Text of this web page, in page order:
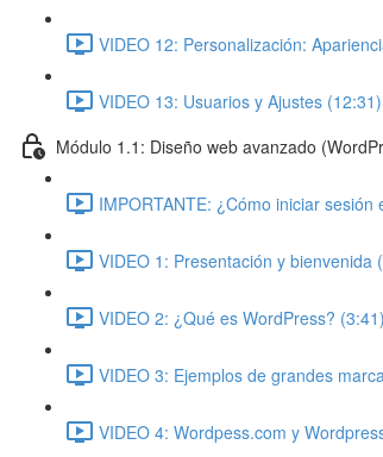
VIDEO 12: Personalización:
VIDEO 13: Usuarios y Ajustes (12:31)
Módulo 1.1: Diseño web avanzado
IMPORTANTE: ¿Cómo iniciar
VIDEO 1: Presentación y bienvenida
VIDEO 2: ¿Qué es WordPress? (3:41)
VIDEO 3: Ejemplos de grandes
VIDEO 4: Wordpess.com y